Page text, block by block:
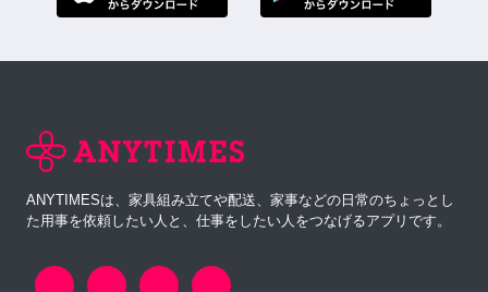
ANYTIMESは、家具組み立てや配送、家事などの日常のちょっとし
た用事を依頼したい人と、仕事をしたい人をつなげるアプリです。